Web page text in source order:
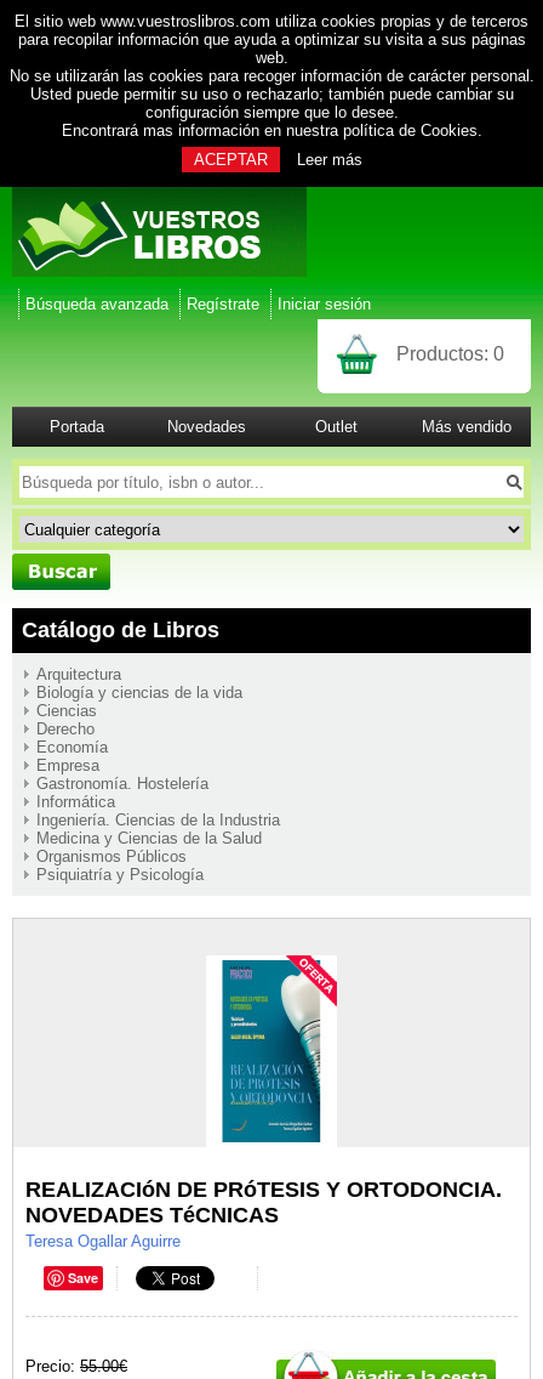
El sitio web www.vuestroslibros.com utiliza cookies propias y de terceros
para recopilar información que ayuda a optimizar su visita a sus páginas
web.
No se utilizarán las cookies para recoger información de carácter personal.
Usted puede permitir su uso o rechazarlo; también puede cambiar su
configuración siempre que lo desee.
Encontrará mas información en nuestra política de Cookies.
ACEPTAR
Leer más
Búsqueda avanzada Regístrate Iniciar sesión
Productos: 0
Portada Novedades Outlet Más vendido
Catálogo de Libros
Arquitectura
Biología y ciencias de la vida
Ciencias
Derecho
Economía
Empresa
Gastronomía. Hostelería
Informática
Ingeniería. Ciencias de la Industria
Medicina y Ciencias de la Salud
Organismos Públicos
Psiquiatría y Psicología
REALIZACIóN DE PRóTESIS Y ORTODONCIA.
NOVEDADES TéCNICAS
Teresa Ogallar Aguirre
Save
Precio: 55.00€